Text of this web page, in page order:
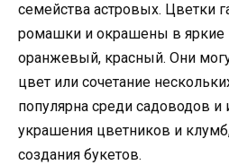
семейства астровых. Цветки
ромашки и окрашены в яркие
оранжевый, красный. Они
цвет или сочетание
популярна среди садоводов и
украшения цветников и
создания букетов.